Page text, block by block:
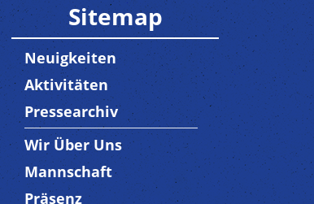
Sitemap
Neuigkeiten
Aktivitäten
Pressearchiv
Trenner3
Wir Über Uns
Mannschaft
Präsenz